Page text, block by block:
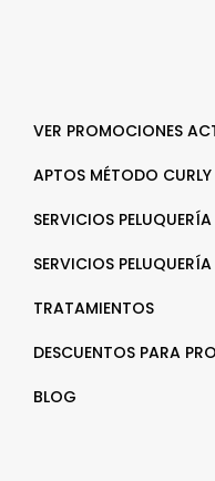
VER PROMOCIONES
APTOS MÉTODO
SERVICIOS PELUQUERÍA
SERVICIOS PELUQUERÍA
TRATAMIENTOS
DESCUENTOS PARA
BLOG